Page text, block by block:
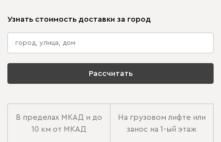
Узнать стоимость доставки за город
Рассчитать
В пределах МКАД и до
10 км от МКАД
На грузовом лифте или
занос на 1-ый этаж